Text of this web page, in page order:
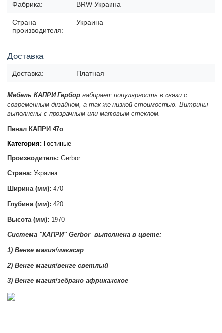
Фабрика: BRW Украина
Страна
производителя:
Украина
Доставка
Доставка: Платная
Мебель КАПРИ Гербор набирает популярность в связи с
современным дизайном, а так же низкой стоимостью. Витрины
выполнены с прозрачным или матовым стеклом.
Пенал КАПРИ 47о
Категория: Гостиные
Производитель: Gerbor
Страна: Украина
Ширина (мм): 470
Глубина (мм): 420
Высота (мм): 1970
Система "КАПРИ" Gerborвыполнена в цвете:
1) Венге магия/макасар
2) Венге магия/венге светлый
3) Венге магия/зебрано африканское